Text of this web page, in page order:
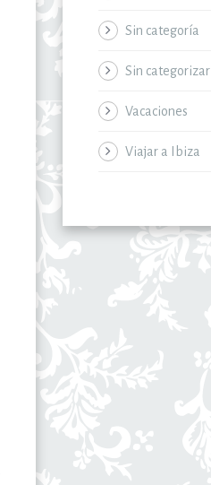
Sin categoría
Sin categorizar
Vacaciones
Viajar a Ibiza